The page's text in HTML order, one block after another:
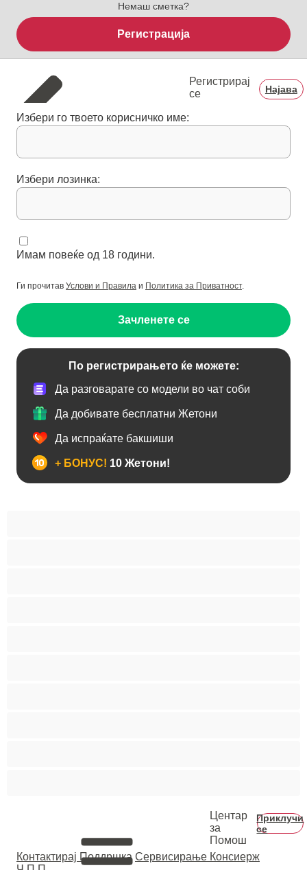
Немаш сметка?
Регистрација
Регистрирај
се
Најава
Избери го твоето корисничко име:
Избери лозинка:
Имам повеќе од 18 години.
Ги прочитав Услови и Правила и Политика за Приватност.
Зачленете се
По регистрирањето ќе можете:
Да разговарате со модели во чат соби
Да добивате бесплатни Жетони
Да испраќате бакшиши
+ БОНУС! 10 Жетони!
Центар
за
Помош
Приклучи
се
Контактирај Поддршка Сервисирање Консиерж